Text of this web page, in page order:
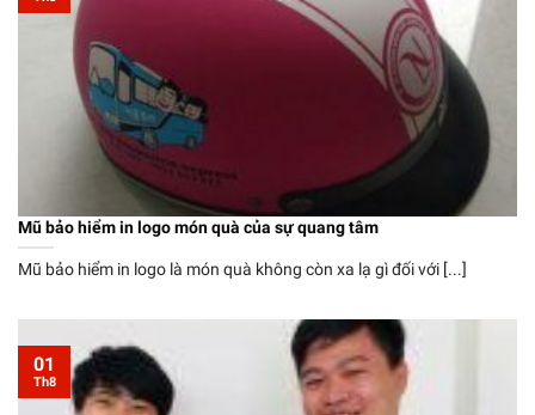
Mũ bảo hiểm in logo món quà của sự quang tâm
Mũ bảo hiểm in logo là món quà không còn xa lạ gì đối với [...]
01
Th8